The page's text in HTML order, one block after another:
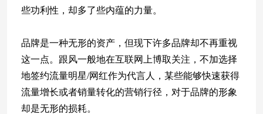
些功利性，却多了些内蕴的力量。
品牌是一种无形的资产，但现下许多品牌却不再重视
这一点。跟风一般地在互联网上博取关注，不加选择
地签约流量明星/网红作为代言人，某些能够快速获得
流量增长或者销量转化的营销行径，对于品牌的形象
却是无形的损耗。